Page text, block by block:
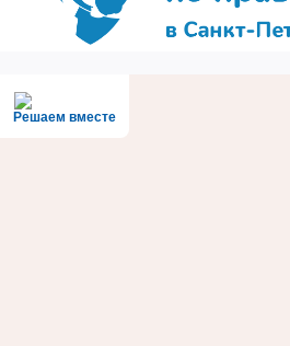
Решаем вместе